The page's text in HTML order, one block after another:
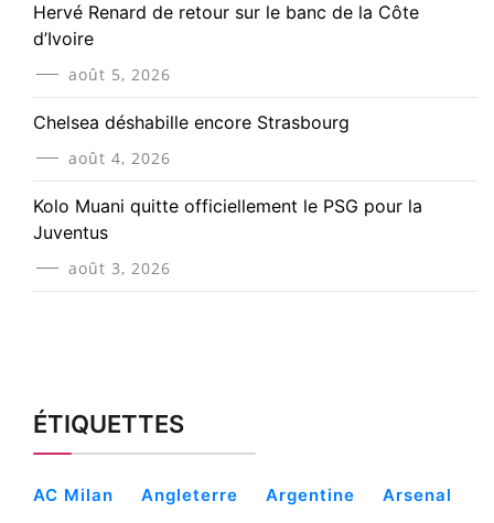
Hervé Renard de retour sur le banc de la Côte
d’Ivoire
août 5, 2026
Chelsea déshabille encore Strasbourg
août 4, 2026
Kolo Muani quitte officiellement le PSG pour la
Juventus
août 3, 2026
ÉTIQUETTES
AC Milan Angleterre Argentine Arsenal